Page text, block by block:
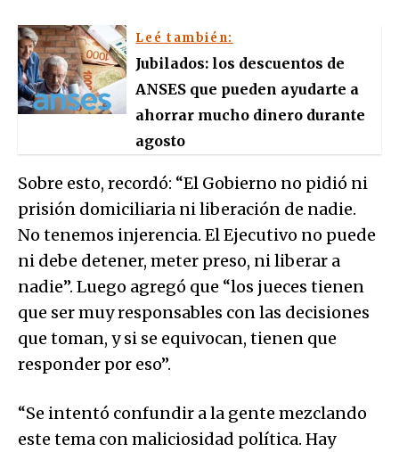
Leé también:
Jubilados: los descuentos de
ANSES que pueden ayudarte a
ahorrar mucho dinero durante
agosto
Sobre esto, recordó: “El Gobierno no pidió ni
prisión domiciliaria ni liberación de nadie.
No tenemos injerencia. El Ejecutivo no puede
ni debe detener, meter preso, ni liberar a
nadie”. Luego agregó que “los jueces tienen
que ser muy responsables con las decisiones
que toman, y si se equivocan, tienen que
responder por eso”.
“Se intentó confundir a la gente mezclando
este tema con maliciosidad política. Hay